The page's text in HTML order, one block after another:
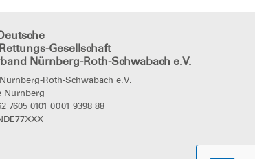
Gesellschaft
Nürnberg-Roth-Schwabach e.V.
Roth-Schwabach e.V.
Nürnberg
7605 0101 0001 9398 88